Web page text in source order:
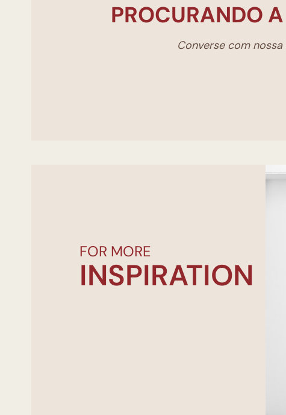
PROCURANDO
Converse com
FOR MORE
INSPIRATION